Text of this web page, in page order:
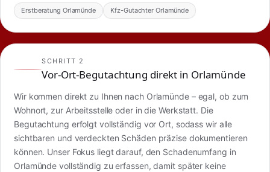
Erstberatung Orlamünde Kfz-Gutachter Orlamünde
SCHRITT 2
Vor-Ort-Begutachtung direkt in Orlamünde
Wir kommen direkt zu Ihnen nach Orlamünde – egal, ob zum
Wohnort, zur Arbeitsstelle oder in die Werkstatt. Die
Begutachtung erfolgt vollständig vor Ort, sodass wir alle
sichtbaren und verdeckten Schäden präzise dokumentieren
können. Unser Fokus liegt darauf, den Schadenumfang in
Orlamünde vollständig zu erfassen, damit später keine